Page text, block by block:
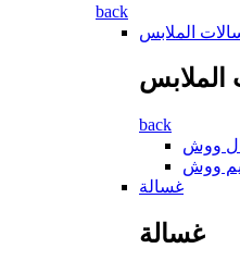
back
الملابس
الملابس
back
ووش
ووش
غسالة
غسالة